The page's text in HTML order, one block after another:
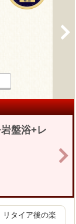
盤浴+レ
>
リタイア後の楽